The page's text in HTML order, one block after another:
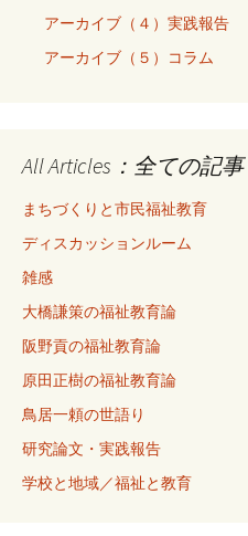
アーカイブ（４）実践報告
アーカイブ（５）コラム
All Articles：全ての
まちづくりと市民福祉教育
ディスカッションルーム
雑感
大橋謙策の福祉教育論
阪野貢の福祉教育論
原田正樹の福祉教育論
鳥居一頼の世語り
研究論文・実践報告
学校と地域／福祉と教育